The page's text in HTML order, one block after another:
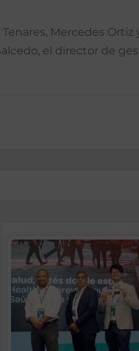
Mercedes
el director de